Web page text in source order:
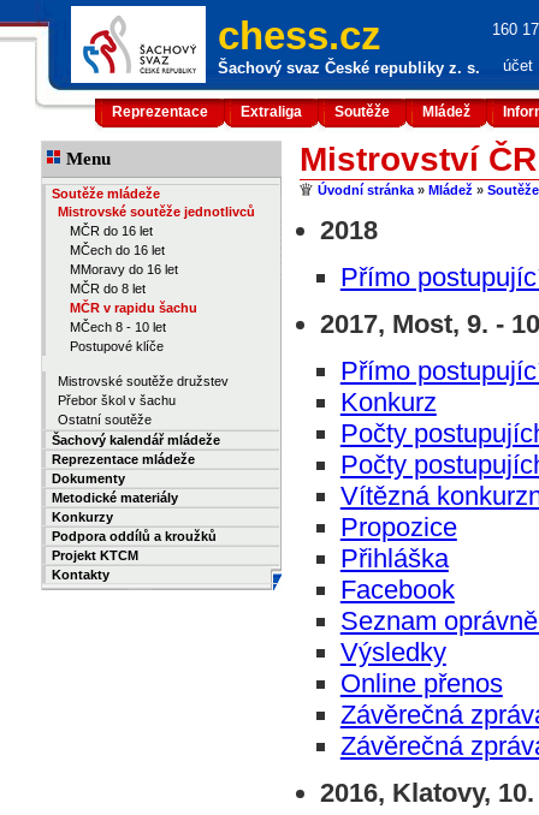
chess.cz
Šachový svaz České republiky z. s.
160
účet
Reprezentace Extraliga Soutěže Mládež
Menu
Soutěže mládeže
Mistrovské soutěže jednotlivců
MČR do 16 let
MČech do 16 let
MMoravy do 16 let
MČR do 8 let
MČR v rapidu šachu
MČech 8 - 10 let
Postupové klíče
Mistrovské soutěže družstev
Přebor škol v šachu
Ostatní soutěže
Šachový kalendář mládeže
Reprezentace mládeže
Dokumenty
Metodické materiály
Konkurzy
Podpora oddílů a kroužků
Projekt KTCM
Kontakty
Mistrovství
Úvodní stránka » Mládež »
2018
Přímo
2017, Most, 9. -
Přímo
Konkurz
Počty
Počty
Vítězná
Propozice
Přihláška
Facebook
Seznam
Výsledky
Online přenos
Závěrečná
Závěrečná
2016, Klatovy,